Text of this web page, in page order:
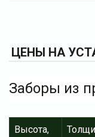
ЦЕНЫ НА
Заборы из
Высота,